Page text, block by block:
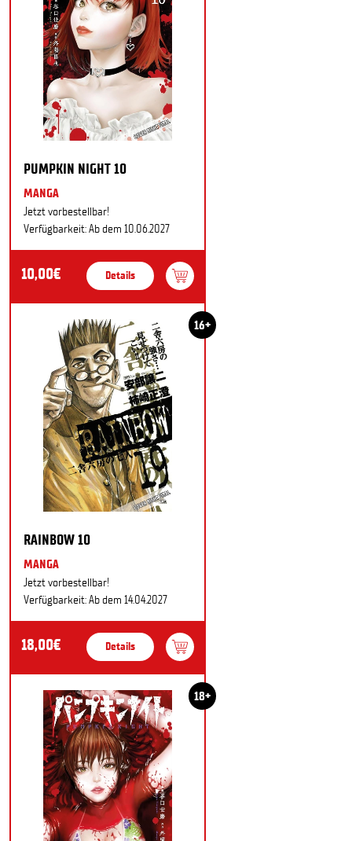
PUMPKIN NIGHT 10
MANGA
Jetzt vorbestellbar!
Verfügbarkeit: Ab dem 10.06.2027
10,00€ Details
16+
RAINBOW 10
MANGA
Jetzt vorbestellbar!
Verfügbarkeit: Ab dem 14.04.2027
18,00€ Details
18+